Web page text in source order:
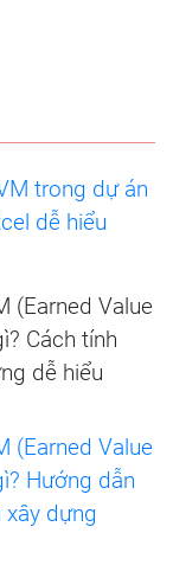
trong dự án
dễ hiểu
(Earned Value
Cách tính
dễ hiểu
(Earned Value
Hướng dẫn
xây dựng